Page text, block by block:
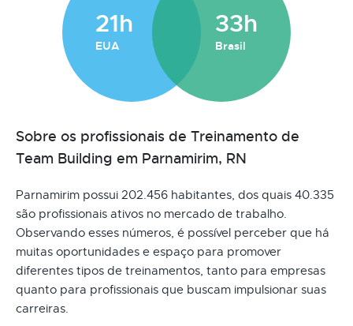
21h
EUA
33h
Brasil
Sobre os profissionais de Treinamento de
Team Building em Parnamirim, RN
Parnamirim possui 202.456 habitantes, dos quais 40.335
são profissionais ativos no mercado de trabalho.
Observando esses números, é possível perceber que há
muitas oportunidades e espaço para promover
diferentes tipos de treinamentos, tanto para empresas
quanto para profissionais que buscam impulsionar suas
carreiras.